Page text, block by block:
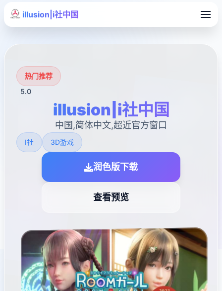
illusion|i社中国
热门推荐
5.0
illusion|i社中国
中国,简体中文,超近官方窗口
I社 3D游戏
润色版下载
查看预览